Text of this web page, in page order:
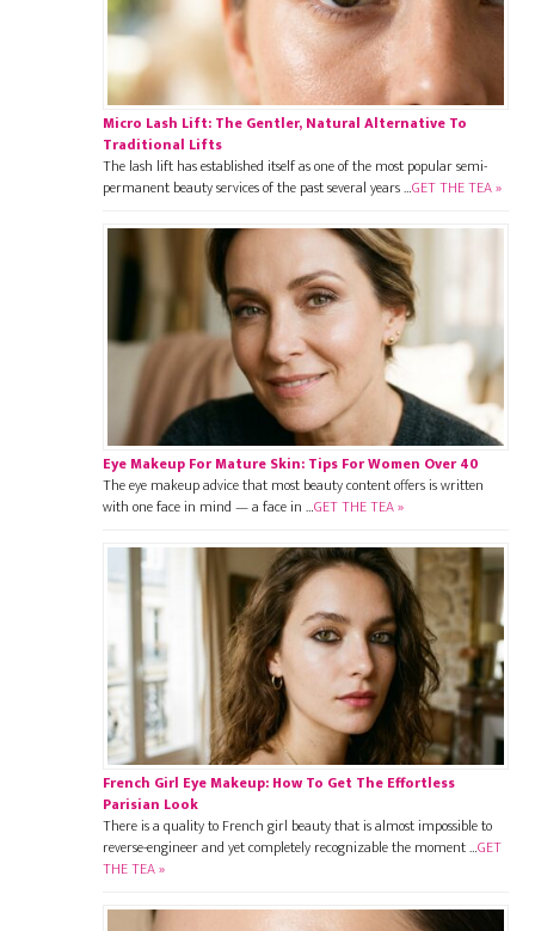
Micro Lash Lift: The Gentler, Natural Alternative To
Traditional Lifts
The lash lift has established itself as one of the most popular semi-
permanent beauty services of the past several years …GET THE TEA »
Eye Makeup For Mature Skin: Tips For Women Over 40
The eye makeup advice that most beauty content offers is written
with one face in mind — a face in …GET THE TEA »
French Girl Eye Makeup: How To Get The Effortless
Parisian Look
There is a quality to French girl beauty that is almost impossible to
reverse-engineer and yet completely recognizable the moment …GET
THE TEA »